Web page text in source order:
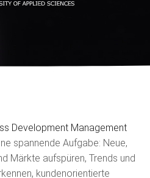
Development Management
spannende Aufgabe: Neue,
Märkte aufspüren, Trends und
kundenorientierte